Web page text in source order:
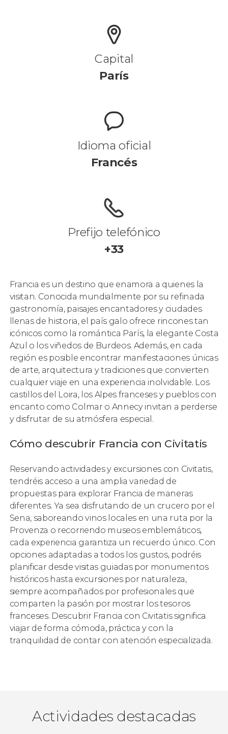
Capital
París
Idioma oficial
Francés
Prefijo telefónico
+33
Francia es un destino que enamora a quienes la
visitan. Conocida mundialmente por su refinada
gastronomía, paisajes encantadores y ciudades
llenas de historia, el país galo ofrece rincones tan
icónicos como la romántica París, la elegante Costa
Azul o los viñedos de Burdeos. Además, en cada
región es posible encontrar manifestaciones únicas
de arte, arquitectura y tradiciones que convierten
cualquier viaje en una experiencia inolvidable. Los
castillos del Loira, los Alpes franceses y pueblos con
encanto como Colmar o Annecy invitan a perderse
y disfrutar de su atmósfera especial.
Cómo descubrir Francia con Civitatis
Reservando actividades y excursiones con Civitatis,
tendréis acceso a una amplia variedad de
propuestas para explorar Francia de maneras
diferentes. Ya sea disfrutando de un crucero por el
Sena, saboreando vinos locales en una ruta por la
Provenza o recorriendo museos emblemáticos,
cada experiencia garantiza un recuerdo único. Con
opciones adaptadas a todos los gustos, podréis
planificar desde visitas guiadas por monumentos
históricos hasta excursiones por naturaleza,
siempre acompañados por profesionales que
comparten la pasión por mostrar los tesoros
franceses. Descubrir Francia con Civitatis significa
viajar de forma cómoda, práctica y con la
tranquilidad de contar con atención especializada.
Actividades destacadas